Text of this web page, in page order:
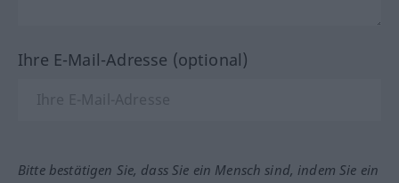
Ihre E-Mail-Adresse (optional)
Bitte bestätigen Sie, dass Sie ein Mensch sind, indem Sie ein